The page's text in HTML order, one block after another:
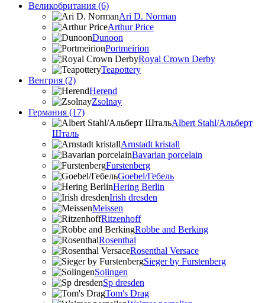
Великобритания (6)
Ari D. Norman
Arthur Price
Dunoon
Portmeirion
Royal Crown Derby
Teapottery
Венгрия (2)
Herend
Zsolnay
Германия (17)
Albert Stahl/Альбеpт
Шталь
Arnstadt kristall
Bavarian porcelain
Furstenberg
Goebel/Гебель
Hering Berlin
Irish dresden
Meissen
Ritzenhoff
Robbe and Berking
Rosenthal
Rosenthal Versace
Sieger by Furstenberg
Solingen
Sp dresden
Tom's Drag